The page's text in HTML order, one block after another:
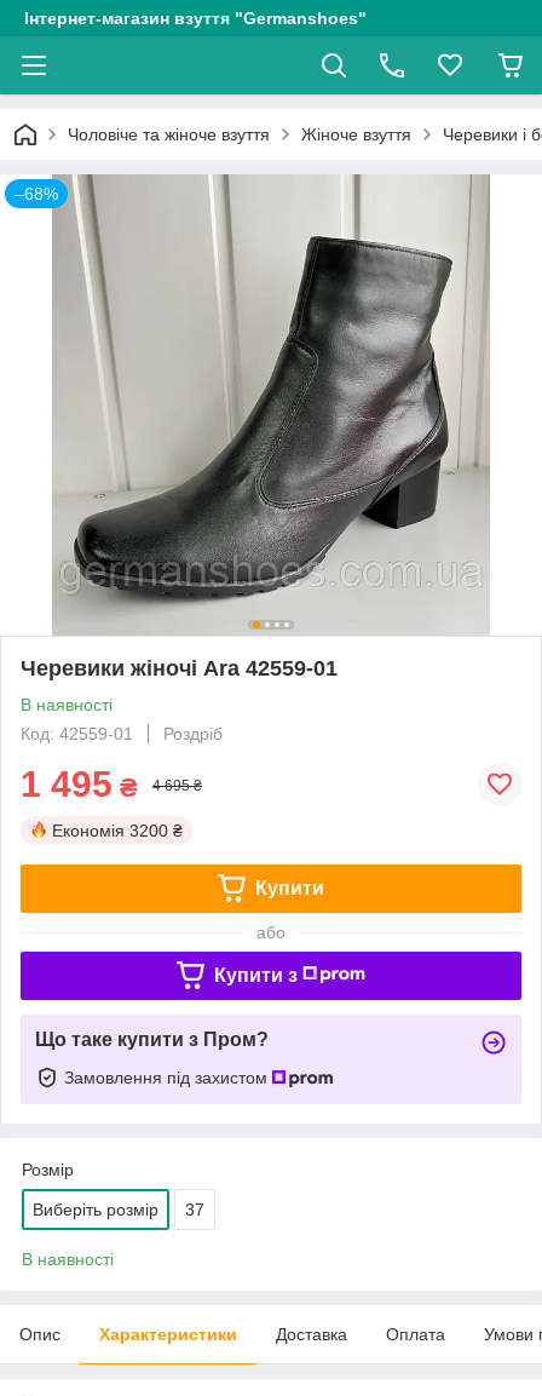
Інтернет-магазин взуття "Germanshoes"
Чоловіче та жіноче взуття Жіноче взуття Черевики і
–68%
Черевики жіночі Ara 42559-01
В наявності
Код: 42559-01
Роздріб
1 495 ₴ 4 695 ₴
Економія 3200 ₴
Купити
або
Купити з
Що таке купити з Пром?
Замовлення під захистом
Розмір
Виберіть розмір 37
В наявності
Опис Характеристики Доставка Оплата Умови